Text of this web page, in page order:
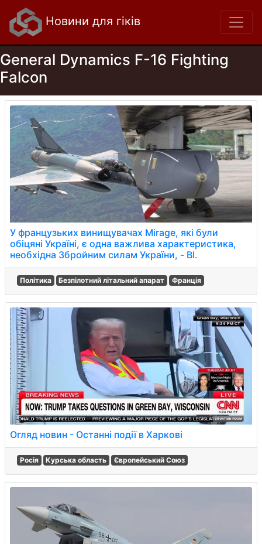
Новини для гіків
General Dynamics F-16 Fighting
Falcon
У французьких винищувачах Mirage, які були
обіцяні Україні, є одна важлива характеристика,
необхідна Збройним силам України, - BI.
Політика Безпілотний літальний апарат Франція
Огляд новин - Останні події в Харкові
Росія Курська область Європейський Союз